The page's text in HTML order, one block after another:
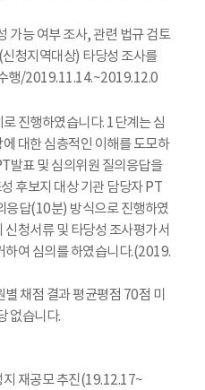
가능 여부 조사, 관련 법규 검토
청지역대상) 타당성 조사를
행/2019.11.14.~2019.12.0
진행하였습니다. 1단계는 심
대한 심층적인 이해를 도모하
발표 및 심의위원 질의응답을
후보지 대상 기관 담당자 PT
응답(10분) 방식으로 진행하였
신청서류 및 타당성 조사평가서
하여 심의를 하였습니다.(2019.
채점 결과 평균평점 70점 미
없습니다.
재공모 추진(19.12.17~